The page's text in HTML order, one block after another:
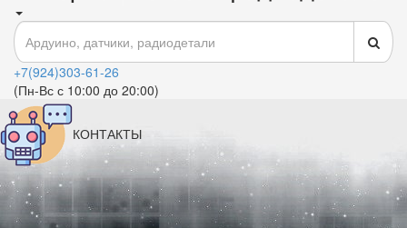
+7(924)303-61-26
(Пн-Вс с 10:00 до 20:00)
КОНТАКТЫ